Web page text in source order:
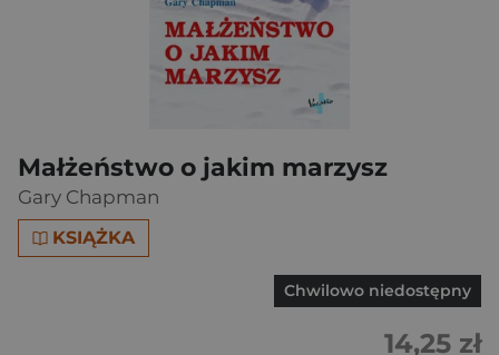
Małżeństwo o jakim marzysz
Gary Chapman
KSIĄŻKA
Chwilowo niedostępny
14,25 zł